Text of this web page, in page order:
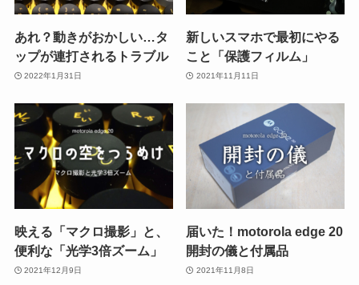
あれ？動きがおかしい…タ
ップが連打されるトラブル
2022年1月31日
新しいスマホで最初にやる
こと「保護フィルム」
2021年11月11日
映える「マクロ撮影」と、
便利な「光学3倍ズーム」
2021年12月9日
届いた！motorola edge 20
開封の儀と付属品
2021年11月8日